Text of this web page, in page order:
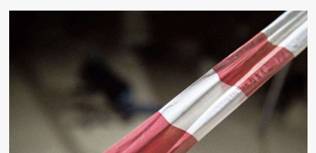
адвокаты
профессиональная